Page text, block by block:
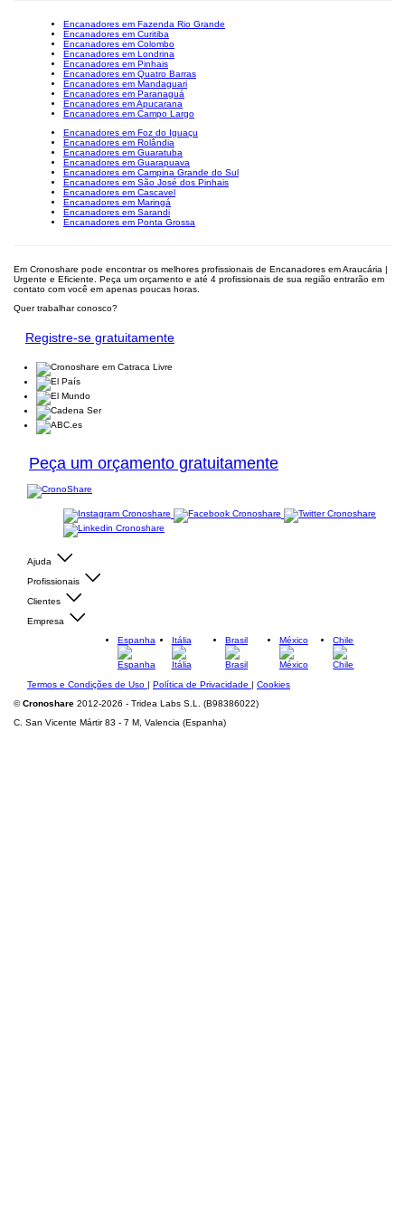
Encanadores em Fazenda Rio Grande
Encanadores em Curitiba
Encanadores em Colombo
Encanadores em Londrina
Encanadores em Pinhais
Encanadores em Quatro Barras
Encanadores em Mandaguari
Encanadores em Paranaguá
Encanadores em Apucarana
Encanadores em Campo Largo
Encanadores em Foz do Iguaçu
Encanadores em Rolândia
Encanadores em Guaratuba
Encanadores em Guarapuava
Encanadores em Campina Grande do Sul
Encanadores em São José dos Pinhais
Encanadores em Cascavel
Encanadores em Maringá
Encanadores em Sarandi
Encanadores em Ponta Grossa
Em Cronoshare pode encontrar os melhores profissionais de Encanadores em Araucária |
Urgente e Eficiente. Peça um orçamento e até 4 profissionais de sua região entrarão em
contato com você em apenas poucas horas.
Quer trabalhar conosco?
Registre-se gratuitamente
Peça um orçamento gratuitamente
Ajuda
Profissionais
Clientes
Empresa
Espanha
Itália Brasil México Chile
Termos e Condições de Uso | Política de Privacidade | Cookies
©Cronoshare 2012-2026 - Tridea Labs S.L. (B98386022)
C. San Vicente Mártir 83 - 7 M, Valencia (Espanha)